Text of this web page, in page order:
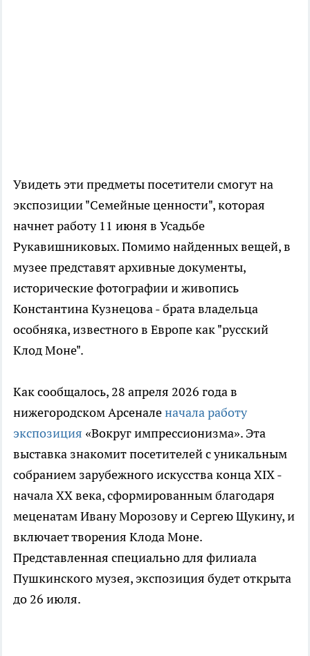
Увидеть эти предметы посетители смогут на
экспозиции "Семейные ценности", которая
начнет работу 11 июня в Усадьбе
Рукавишниковых. Помимо найденных вещей, в
музее представят архивные документы,
исторические фотографии и живопись
Константина Кузнецова - брата владельца
особняка, известного в Европе как "русский
Клод Моне".
Как сообщалось, 28 апреля 2026 года в
нижегородском Арсеналеначала работу
экспозиция «Вокруг импрессионизма». Эта
выставка знакомит посетителей с уникальным
собранием зарубежного искусства конца XIX -
начала XX века, сформированным благодаря
меценатам Ивану Морозову и Сергею Щукину, и
включает творения Клода Моне.
Представленная специально для филиала
Пушкинского музея, экспозиция будет открыта
до 26 июля.